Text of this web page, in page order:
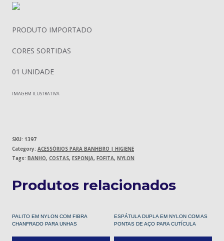
PRODUTO IMPORTADO
CORES SORTIDAS
01 UNIDADE
IMAGEM ILUSTRATIVA
SKU: 1397
Category: ACESSÓRIOS PARA BANHEIRO | HIGIENE
Tags: BANHO, COSTAS, ESPONJA, FOFITA, NYLON
Produtos relacionados
PALITO EM NYLON COM FIBRA
CHANFRADO PARA UNHAS
ESPÁTULA DUPLA EM NYLON COM AS
PONTAS DE AÇO PARA CUTÍCULA